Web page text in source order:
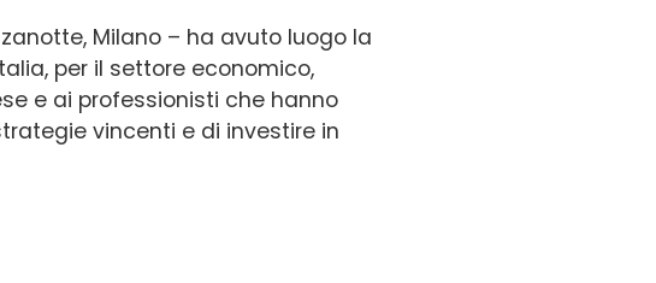
Milano – ha avuto luogo la
per il settore economico,
e ai professionisti che hanno
vincenti e di investire in